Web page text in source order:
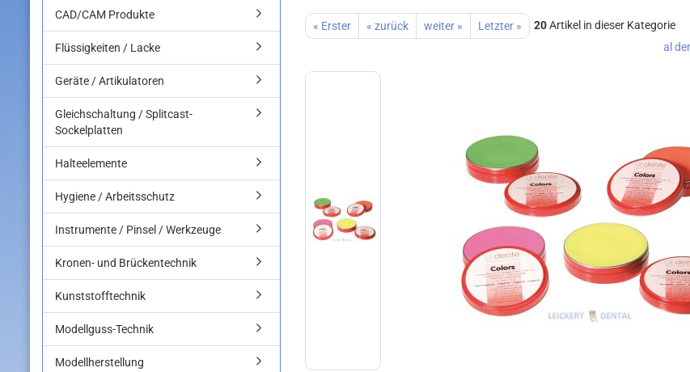
« Erster « zurück weiter » Letzter » 20Artikel in dieser Kategorie
al
CAD/CAM Produkte
Flüssigkeiten / Lacke
Geräte / Artikulatoren
Gleichschaltung / Splitcast-
Sockelplatten
Halteelemente
Hygiene / Arbeitsschutz
Instrumente / Pinsel / Werkzeuge
Kronen- und Brückentechnik
Kunststofftechnik
Modellguss-Technik
Modellherstellung